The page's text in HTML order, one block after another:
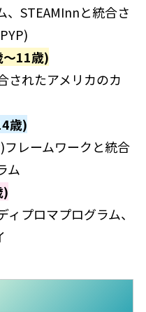
、STEAMInnと統合さ
11歳)
されたアメリカのカ
歳)
レームワークと統合
ム
)
プロマプログラム、